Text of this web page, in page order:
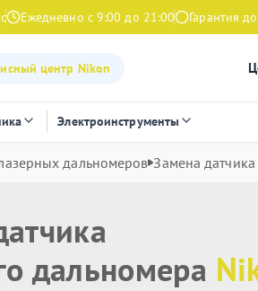
Ежедневно с 9:00 до 21:00 Гарантия
центр Nikon
Электроинструменты
дальномеров Замена датчика
дальномера